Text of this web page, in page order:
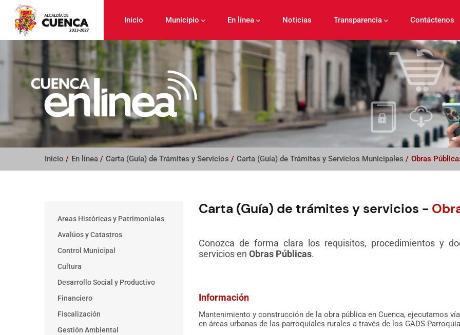
contenido
principal
Inicio Municipio En línea Noticias Transparencia Contáctenos
Inicio / En línea / Carta (Guía) de Trámites y Servicios / Carta (Guía) de Trámites y Servicios Municipales / Obras
Carta (Guía) de trámites y servicios -
Conozca de forma clara los requisitos, procedimientos y
servicios en Obras Públicas.
Información
Mantenimiento y construcción de la obra pública en Cuenca, ejecutamos
en áreas urbanas de las parroquiales rurales a través de los GADS
Main
Areas Históricas y Patrimoniales
Avalúos y Catastros
Control Municipal
Cultura
Desarrollo Social y Productivo
Financiero
Fiscalización
Gestión Ambiental